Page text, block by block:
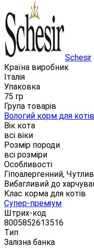
Schesir
Країна виробник
Італія
Упаковка
75 гр
Група товарів
Вологий корм для котів
Вік кота
всі віки
Розмір породи
всі розміри
Особливості
Гіпоалергенний,
Вибагливий до
Клас корма для котів
Супер-преміум
Штрих-код
8005852613516
Тип
Залізна банка